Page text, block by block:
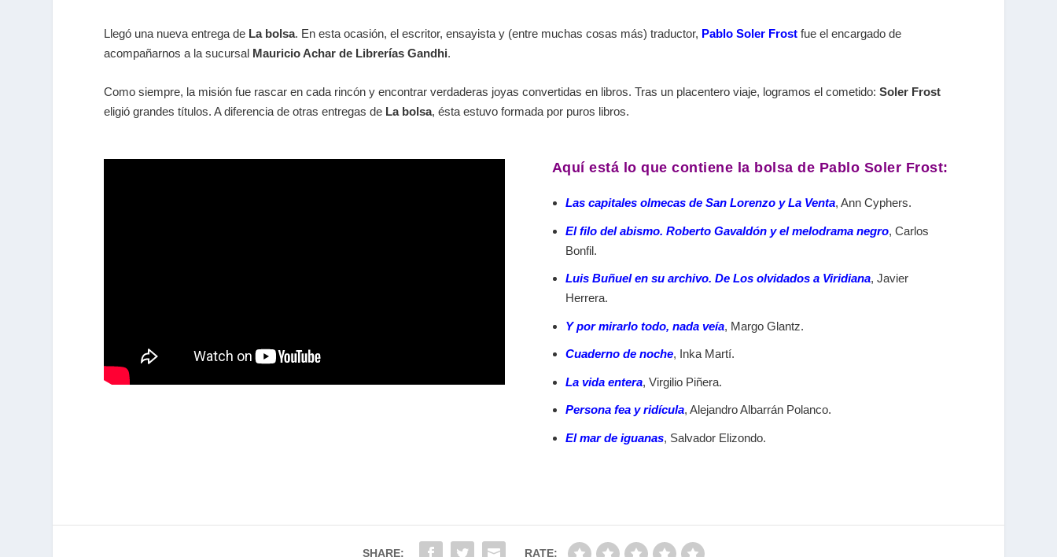
Llegó una nueva entrega de La bolsa. En esta ocasión, el escritor, ensayista y (entre muchas cosas más) traductor, Pablo Soler Frost fue el encargado de
acompañarnos a la sucursal Mauricio Achar de Librerías Gandhi.
Como siempre, la misión fue rascar en cada rincón y encontrar verdaderas joyas convertidas en libros. Tras un placentero viaje, logramos el cometido: Soler Frost
eligió grandes títulos. A diferencia de otras entregas de La bolsa, ésta estuvo formada por puros libros.
Aquí está lo que contiene la bolsa de Pablo Soler Frost:
Las capitales olmecas de San Lorenzo y La Venta, Ann Cyphers.
El filo del abismo. Roberto Gavaldón y el melodrama negro, Carlos
Bonfil.
Luis Buñuel en su archivo. De Los olvidados a Viridiana, Javier
Herrera.
Y por mirarlo todo, nada veía, Margo Glantz.
Cuaderno de noche, Inka Martí.
La vida entera, Virgilio Piñera.
Persona fea y ridícula, Alejandro Albarrán Polanco.
El mar de iguanas, Salvador Elizondo.
SHARE: RATE: